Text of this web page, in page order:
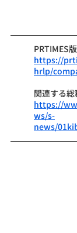
PRTIMES
https://
hrlp/
関連する
https://
ws/s-
news/